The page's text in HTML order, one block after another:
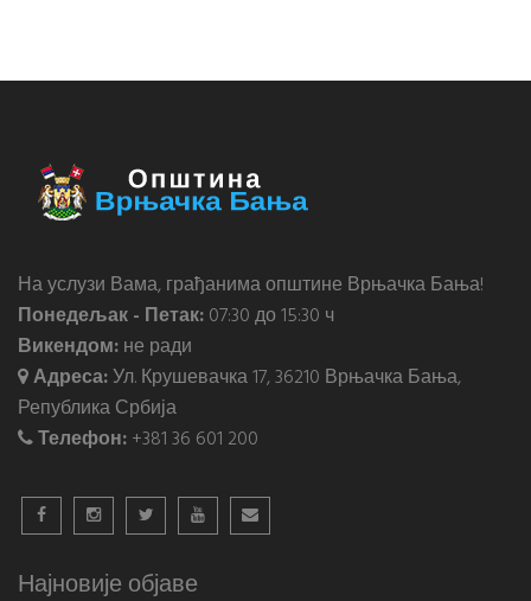
На услузи Вама, грађанима општине Врњачка Бања!
Понедељак - Петак:07:30 до 15:30 ч
Викендом:не ради
Адреса:Ул. Крушевачка 17, 36210 Врњачка Бања,
Република Србија
Телефон:+381 36 601 200
Најновије објаве